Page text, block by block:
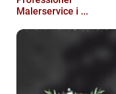
Malerservice i ...